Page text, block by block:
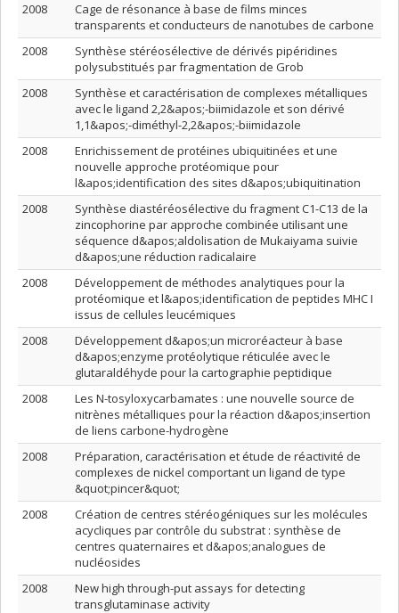
2008
Cage de résonance à base de films minces
transparents et conducteurs de nanotubes de carbone
2008
Synthèse stéréosélective de dérivés pipéridines
polysubstitués par fragmentation de Grob
2008
Synthèse et caractérisation de complexes métalliques
avec le ligand 2,2&apos;-biimidazole et son dérivé
1,1&apos;-diméthyl-2,2&apos;-biimidazole
2008
Enrichissement de protéines ubiquitinées et une
nouvelle approche protéomique pour
l&apos;identification des sites d&apos;ubiquitination
2008
Synthèse diastéréosélective du fragment C1-C13 de la
zincophorine par approche combinée utilisant une
séquence d&apos;aldolisation de Mukaiyama suivie
d&apos;une réduction radicalaire
2008
Développement de méthodes analytiques pour la
protéomique et l&apos;identification de peptides MHC I
issus de cellules leucémiques
2008
Développement d&apos;un microréacteur à base
d&apos;enzyme protéolytique réticulée avec le
glutaraldéhyde pour la cartographie peptidique
2008
Les N-tosyloxycarbamates : une nouvelle source de
nitrènes métalliques pour la réaction d&apos;insertion
de liens carbone-hydrogène
2008
Préparation, caractérisation et étude de réactivité de
complexes de nickel comportant un ligand de type
&quot;pincer&quot;
2008
Création de centres stéréogéniques sur les molécules
acycliques par contrôle du substrat : synthèse de
centres quaternaires et d&apos;analogues de
nucléosides
2008
New high through-put assays for detecting
transglutaminase activity